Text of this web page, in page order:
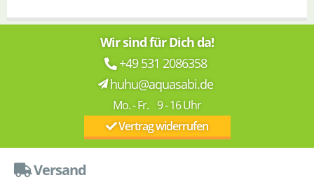
Wir sind für Dich da!
+49 531 2086358
huhu@aquasabi.de
Mo. - Fr. 9 - 16 Uhr
Vertrag widerrufen
Versand